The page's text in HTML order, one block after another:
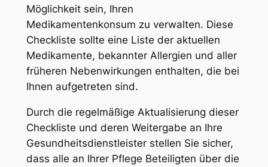
Möglichkeit sein, Ihren
Medikamentenkonsum zu verwalten. Diese
Checkliste sollte eine Liste der aktuellen
Medikamente, bekannter Allergien und aller
früheren Nebenwirkungen enthalten, die bei
Ihnen aufgetreten sind.
Durch die regelmäßige Aktualisierung dieser
Checkliste und deren Weitergabe an Ihre
Gesundheitsdienstleister stellen Sie sicher,
dass alle an Ihrer Pflege Beteiligten über die